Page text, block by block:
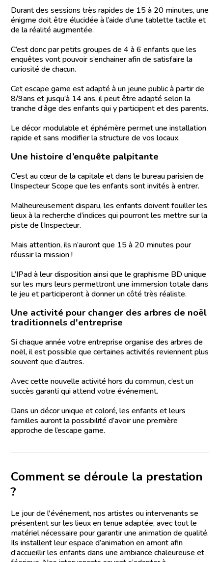
Durant des sessions très rapides de 15 à 20 minutes, une
énigme doit être élucidée à l’aide d’une tablette tactile et
de la réalité augmentée.
C’est donc par petits groupes de 4 à 6 enfants que les
enquêtes vont pouvoir s’enchainer afin de satisfaire la
curiosité de chacun.
Cet escape game est adapté à un jeune public à partir de
8/9ans et jusqu’à 14 ans, il peut être adapté selon la
tranche d’âge des enfants qui y participent et des parents.
Le décor modulable et éphémère permet une installation
rapide et sans modifier la structure de vos locaux.
Une histoire d’enquête palpitante
C’est au cœur de la capitale et dans le bureau parisien de
l’Inspecteur Scope que les enfants sont invités à entrer.
Malheureusement disparu, les enfants doivent fouiller les
lieux à la recherche d’indices qui pourront les mettre sur la
piste de l’Inspecteur.
Mais attention, ils n’auront que 15 à 20 minutes pour
réussir la mission !
L’IPad à leur disposition ainsi que le graphisme BD unique
sur les murs leurs permettront une immersion totale dans
le jeu et participeront à donner un côté très réaliste.
Une activité pour changer des arbres de noël
traditionnels d'entreprise
Si chaque année votre entreprise organise des arbres de
noël, il est possible que certaines activités reviennent plus
souvent que d’autres.
Avec cette nouvelle activité hors du commun, c’est un
succès garanti qui attend votre événement.
Dans un décor unique et coloré, les enfants et leurs
familles auront la possibilité d’avoir une première
approche de l’escape game.
Comment se déroule la prestation
?
Le jour de l'événement, nos artistes ou intervenants se
présentent sur les lieux en tenue adaptée, avec tout le
matériel nécessaire pour garantir une animation de qualité.
Ils installent leur espace d’animation en amont afin
d’accueillir les enfants dans une ambiance chaleureuse et